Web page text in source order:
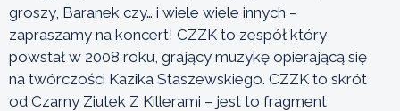
groszy, Baranek czy… i wiele wiele innych –
zapraszamy na koncert! CZZK to zespół który
powstał w 2008 roku, grający muzykę opierającą się
na twórczości Kazika Staszewskiego. CZZK to skrót
od Czarny Ziutek Z Killerami – jest to fragment